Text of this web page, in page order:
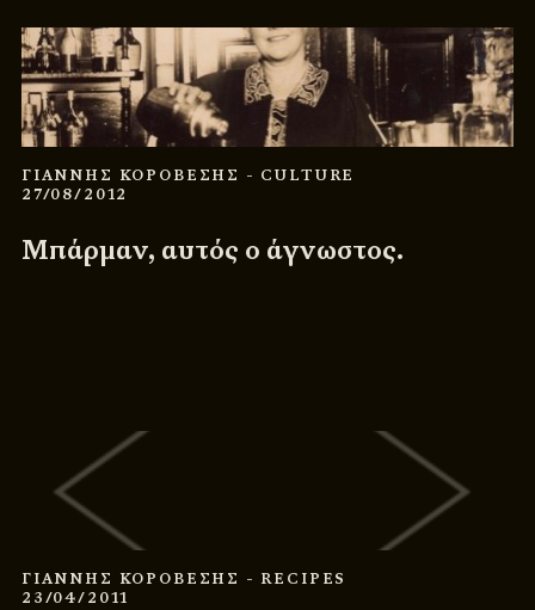
ΓΙΑΝΝΗΣ ΚΟΡΟΒΕΣΗΣ - CULTURE
27/08/2012
Μπάρμαν, αυτός ο άγνωστος.
ΓΙΑΝΝΗΣ ΚΟΡΟΒΕΣΗΣ - RECIPES
23/04/2011